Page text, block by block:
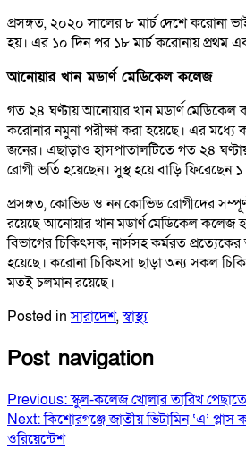
প্রসঙ্গত, ২০২০ সালের ৮ মার্চ দেশে করোনা
হয়। এর ১০ দিন পর ১৮ মার্চ করোনায় প্রথম
আনোয়ার খান মডার্ণ মেডিকেল কলেজ
গত ২৪ ঘণ্টায় আনোয়ার খান মডার্ণ
করোনার নমুনা পরীক্ষা করা হয়েছে। এর মধ্যে
জনের। এছাড়াও হাসপাতালটিতে গত ২৪
রোগী ভর্তি হয়েছেন। সুস্থ হয়ে বাড়ি ফিরেছেন
প্রসঙ্গত, কোভিড ও নন কোভিড রোগীদের
রয়েছে আনোয়ার খান মডার্ণ মেডিকেল কলেজ
বিভাগের চিকিৎসক, নার্সসহ কর্মরত
হয়েছে। করোনা চিকিৎসা ছাড়া অন্য সকল
মতই চলমান রয়েছে।
Posted inসারাদেশ,স্বাস্থ্য
Post navigation
Previous:স্কুল-কলেজ খোলার তারিখ পেছাতে
Next:কিশোরগঞ্জে জাতীয় ভিটামিন ‘এ’ প্লাস
ওরিয়েন্টেশ